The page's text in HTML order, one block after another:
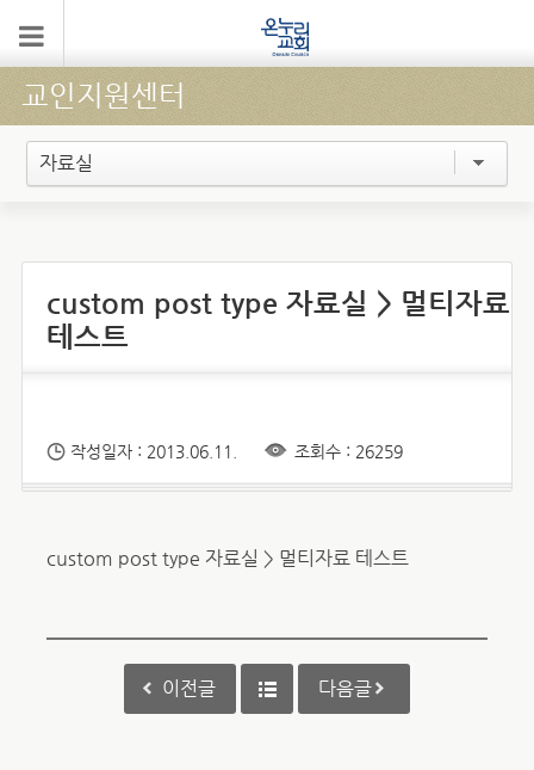
교인지원센터
자료실
custom post type 자료실 > 멀티자료
테스트
작성일자 : 2013.06.11. 조회수 : 26259
custom post type 자료실 > 멀티자료 테스트
이전글 다음글